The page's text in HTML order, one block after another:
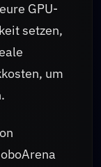
GPU-
setzen,
um